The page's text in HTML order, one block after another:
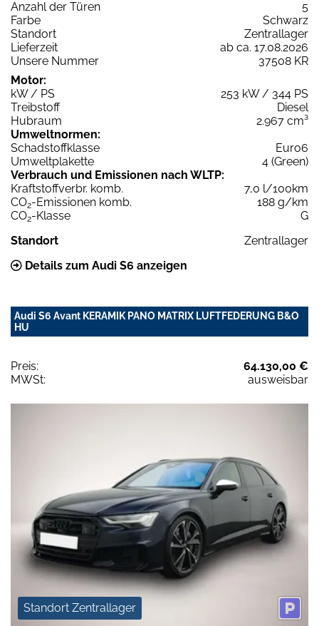
Anzahl der Türen
5
Farbe
Schwarz
Standort
Zentrallager
Lieferzeit
ab ca. 17.08.2026
Unsere Nummer
37508 KR
Motor:
kW / PS
253 kW / 344 PS
Treibstoff
Diesel
Hubraum
2.967 cm³
Umweltnormen:
Schadstoffklasse
Euro6
Umweltplakette
4 (Green)
Verbrauch und Emissionen nach WLTP:
Kraftstoffverbr. komb.
7,0 l/100km
CO2-Emissionen komb.
188 g/km
CO2-Klasse
G
Standort
Zentrallager
Details zum Audi S6 anzeigen
Audi S6 Avant KERAMIK PANO MATRIX LUFTFEDERUNG B&O
HU
Preis:
64.130,00 €
MWSt:
ausweisbar
Standort Zentrallager